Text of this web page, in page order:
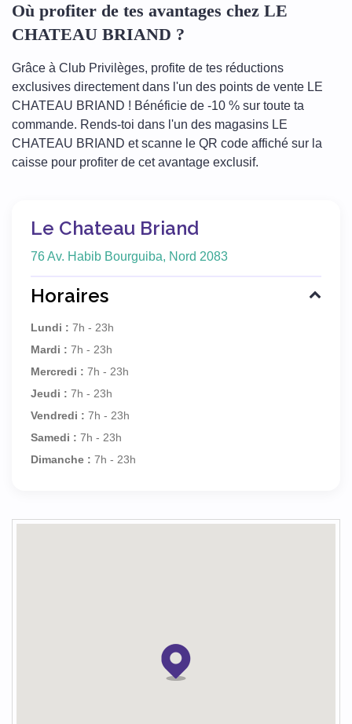
Où profiter de tes avantages chez LE
CHATEAU BRIAND ?
Grâce à Club Privilèges, profite de tes réductions
exclusives directement dans l'un des points de vente LE
CHATEAU BRIAND ! Bénéficie de -10 % sur toute ta
commande. Rends-toi dans l'un des magasins LE
CHATEAU BRIAND et scanne le QR code affiché sur la
caisse pour profiter de cet avantage exclusif.
Le Chateau Briand
76 Av. Habib Bourguiba, Nord 2083
Horaires
Lundi : 7h - 23h
Mardi : 7h - 23h
Mercredi : 7h - 23h
Jeudi : 7h - 23h
Vendredi : 7h - 23h
Samedi : 7h - 23h
Dimanche : 7h - 23h